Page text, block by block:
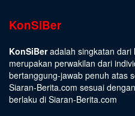
KonSiBer
KonSiBeradalah singkatan dari
merupakan perwakilan dari
bertanggung-jawab penuh atas
Siaran-Berita.com sesuai dengan
berlaku di Siaran-Berita.com